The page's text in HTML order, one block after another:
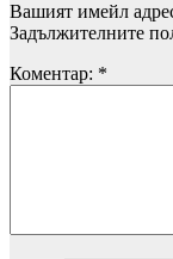
Вашият имейл
Задължителните
Коментар: *